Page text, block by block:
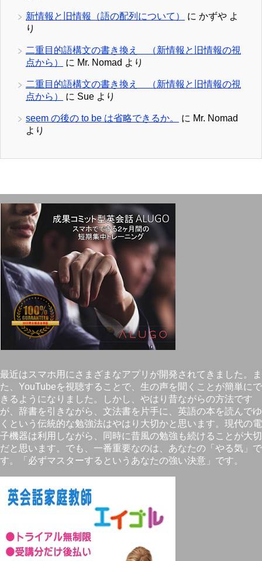
新情報と旧情報（語の配列について） に かずや よ
り
二重目的語構文の書き換え （新情報と旧情報の視
点から）
に Mr. Nomad より
二重目的語構文の書き換え （新情報と旧情報の視
点から）
に Sue より
seem の後の to be は省略できるか。 に Mr. Nomad
より
最近はスマホ用にさまざまなアプリが開発されてきました。ま
た、YouTubeを視聴することで、生の声を聞くことが簡単にで
きるようになりました。しかし、やはり昔ながらの方法です
が、辞書を引きながら、文法書を片手に、英語の本を読んでゆ
くという伝統的な勉強法はやはり大切かと思います。現代の電
子機器は利用しながら、同時に昔風の勉強も続けることが大切
だと思います。でも、一番重要なのは、あなたの「やる気」で
す。「必ずマスターするというあなたの強い決意」です。